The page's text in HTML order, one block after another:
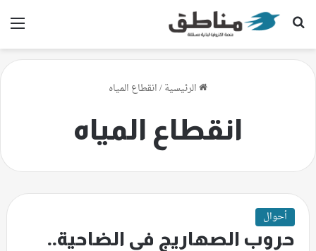
بحث عن
الرئيسية/انقطاع المياه
انقطاع المياه
أحوال
حروب الصهاريج في الضاحية..